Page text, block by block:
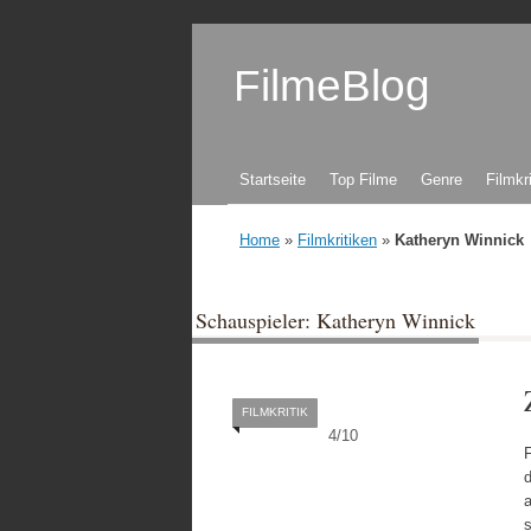
FilmeBlog
Zum Inhalt springen
Startseite Top Filme Genre
Home » Filmkritiken » Katheryn Winnick
Schauspieler: Katheryn Winnick
4/10
FILMKRITIK